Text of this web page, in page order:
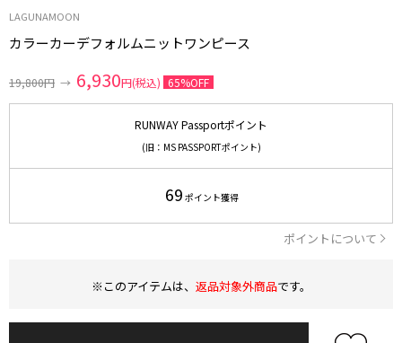
LAGUNAMOON
カラーカーデフォルムニットワンピース
19,800円 → 6,930円(税込) 65%OFF
RUNWAY Passportポイント
(旧：MS PASSPORTポイント)
69 ポイント獲得
ポイントについて
※このアイテムは、 返品対象外商品です。